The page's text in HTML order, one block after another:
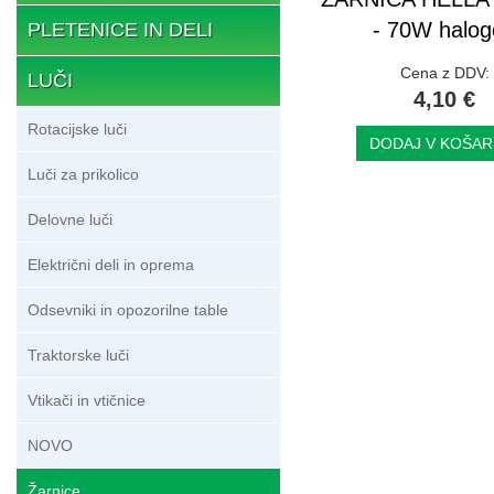
PLETENICE IN DELI
LUČI
Rotacijske luči
Luči za prikolico
Delovne luči
Električni deli in oprema
Odsevniki in opozorilne table
Traktorske luči
Vtikači in vtičnice
NOVO
- 70W
Cena z DDV:
4,10 €
DODAJ V